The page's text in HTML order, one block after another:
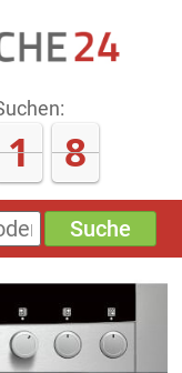
1 8
Suche